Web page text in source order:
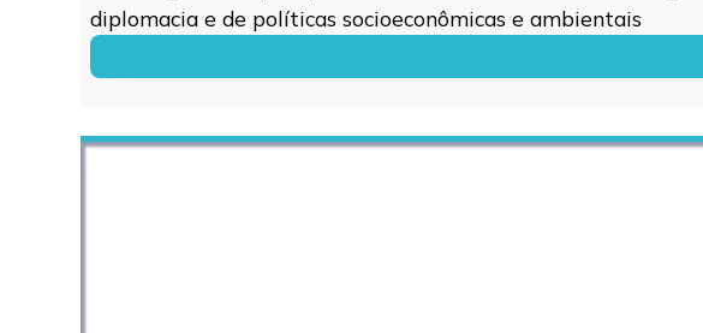
diplomacia e de políticas socioeconômicas e ambientais